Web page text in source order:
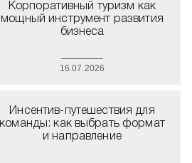
Корпоративный туризм как
мощный инструмент развития
бизнеса
16.07.2026
Инсентив-путешествия для
команды: как выбрать формат
и направление